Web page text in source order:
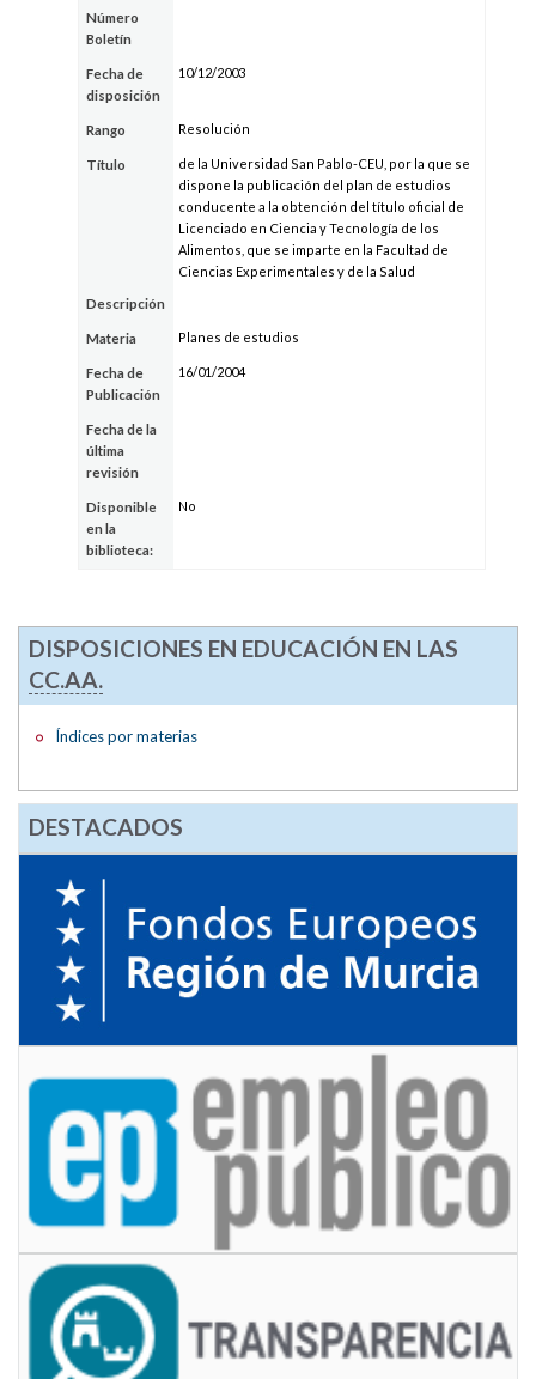
Número
Boletín
Fecha de
disposición
10/12/2003
Rango Resolución
Título
de la Universidad San Pablo-CEU, por la que se
dispone la publicación del plan de estudios
conducente a la obtención del título oficial de
Licenciado en Ciencia y Tecnología de los
Alimentos, que se imparte en la Facultad de
Ciencias Experimentales y de la Salud
Descripción
Materia Planes de estudios
Fecha de
Publicación
16/01/2004
Fecha de la
última
revisión
Disponible
en la
biblioteca:
No
DISPOSICIONES EN EDUCACIÓN EN LAS
CC.AA.
Índices por materias
DESTACADOS